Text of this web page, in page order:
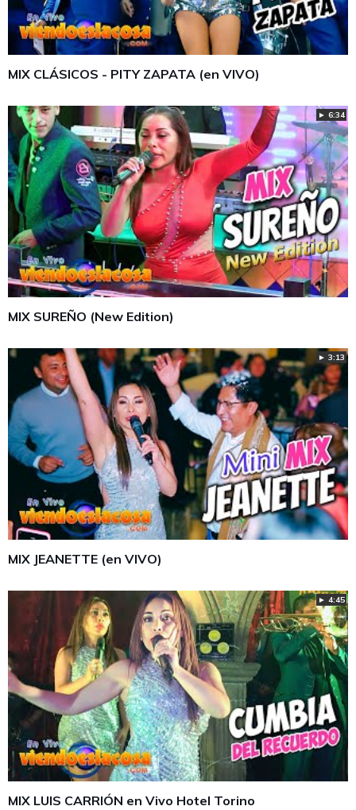
MIX CLÁSICOS - PITY ZAPATA (en VIVO)
► 6:34
MIX SUREÑO (New Edition)
► 3:13
MIX JEANETTE (en VIVO)
► 4:45
MIX LUIS CARRIÓN en Vivo Hotel Torino